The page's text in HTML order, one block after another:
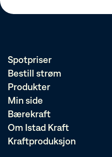
Spotpriser
Bestill strøm
Produkter
Min side
Bærekraft
Om Istad Kraft
Kraftproduksjon